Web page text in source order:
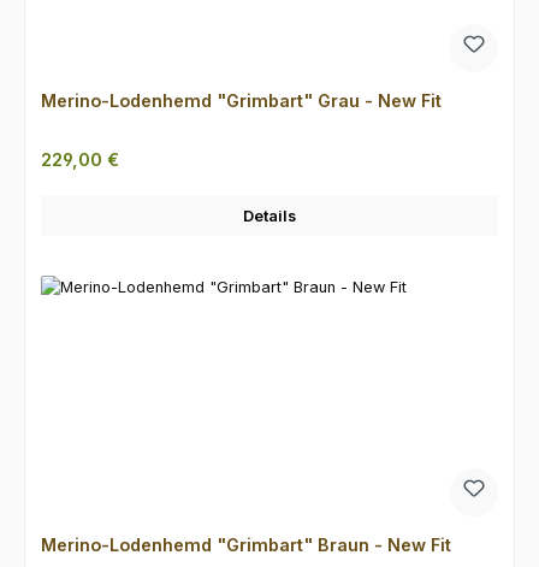
Merino-Lodenhemd "Grimbart" Grau - New Fit
Regulärer Preis:
229,00 €
Details
Merino-Lodenhemd "Grimbart" Braun - New Fit